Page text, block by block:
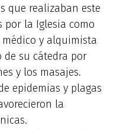
que realizaban este
por la Iglesia como
médico y alquimista
de su cátedra por
y los masajes.
epidemias y plagas
la